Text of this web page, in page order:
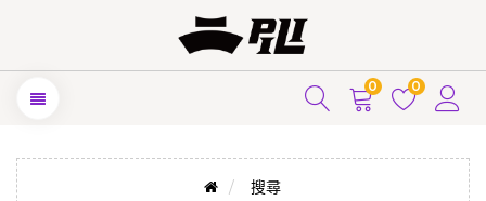
0 0
搜尋